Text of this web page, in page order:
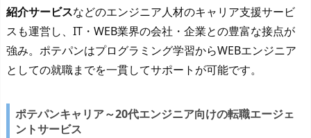
紹介サービスなどのエンジニア人材のキャリア支援サービ
スも運営し、IT・WEB業界の会社・企業との豊富な接点が
強み。ポテパンはプログラミング学習からWEBエンジニア
としての就職までを一貫してサポートが可能です。
ポテパンキャリア～20代エンジニア向けの転職エージェ
ントサービス